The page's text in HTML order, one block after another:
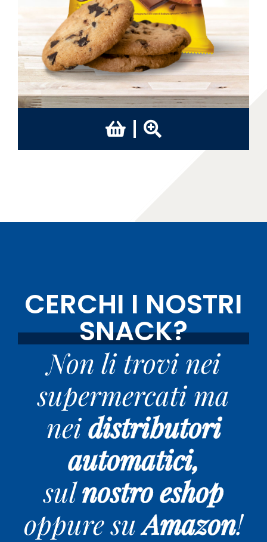
CERCHI I NOSTRI
SNACK?
Non li trovi nei
supermercati ma
neidistributori
automatici,
sulnostro eshop
oppure suAmazon!